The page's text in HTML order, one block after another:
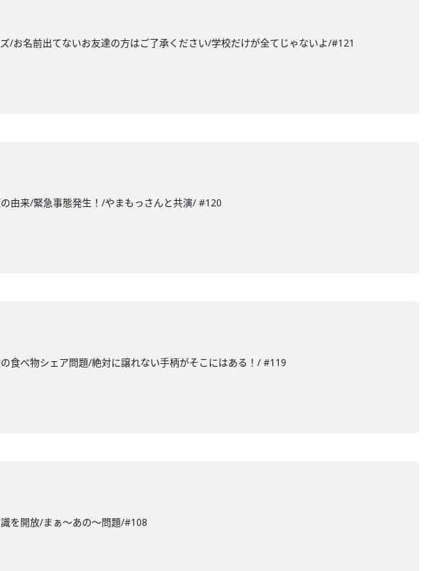
お名前出てないお友達の方はご了承ください/学校だけが全てじゃないよ/#121
由来/緊急事態発生！/やまもっさんと共演/ #120
食べ物シェア問題/絶対に譲れない手柄がそこにはある！/ #119
を開放/まぁ～あの～問題/#108